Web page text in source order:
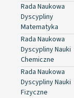
Rada Naukowa
Dyscypliny
Matematyka
Rada Naukowa
Dyscypliny Nauki
Chemiczne
Rada Naukowa
Dyscypliny Nauki
Fizyczne